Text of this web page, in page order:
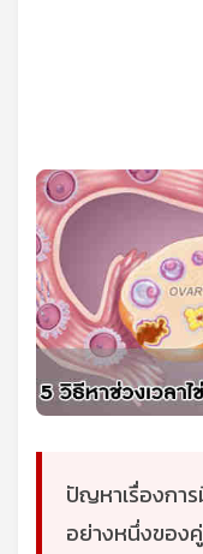
ปัญหาเรื่องกา
อย่างหนึ่งของ